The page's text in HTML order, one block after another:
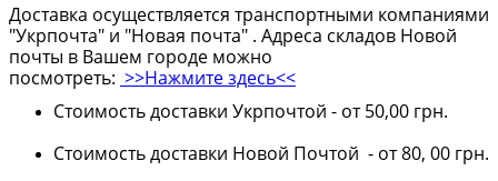
Доставка осуществляется транспортными компаниями
"Укрпочта" и "Новая почта" . Адреса складов Новой
почты в Вашем городе можно
посмотреть: >>Нажмите здесь<<
Стоимость доставки Укрпочтой - от 50,00 грн.
Стоимость доставки Новой Почтой - от 80, 00 грн.